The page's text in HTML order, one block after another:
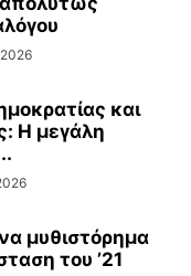
2026
και
Η μεγάλη
μυθιστόρημα
του ’21